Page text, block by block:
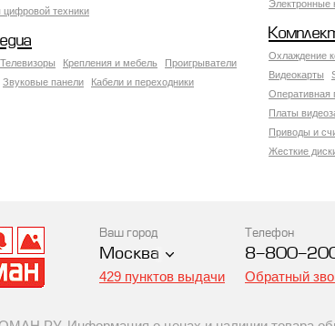
цифровой техники
Электронные
Охлаждение
Видеокарты
Оперативная
Платы
Приводы и
Жесткие
Телевизоры Крепления и мебель
Проигрыватели
Звуковые панели Кабели и переходники
Ваш город
Москва
429 пунктов выдачи
Телефон
8-800-
Обратный